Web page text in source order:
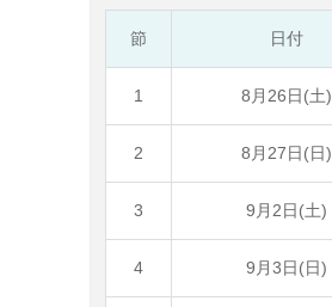
節 日付
1 8月26日(土)
2 8月27日(日)
3 9月2日(土)
4 9月3日(日)